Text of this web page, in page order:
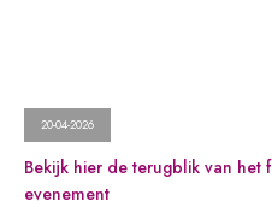
20-04-2026
Bekijk hier de terugblik van het
evenement